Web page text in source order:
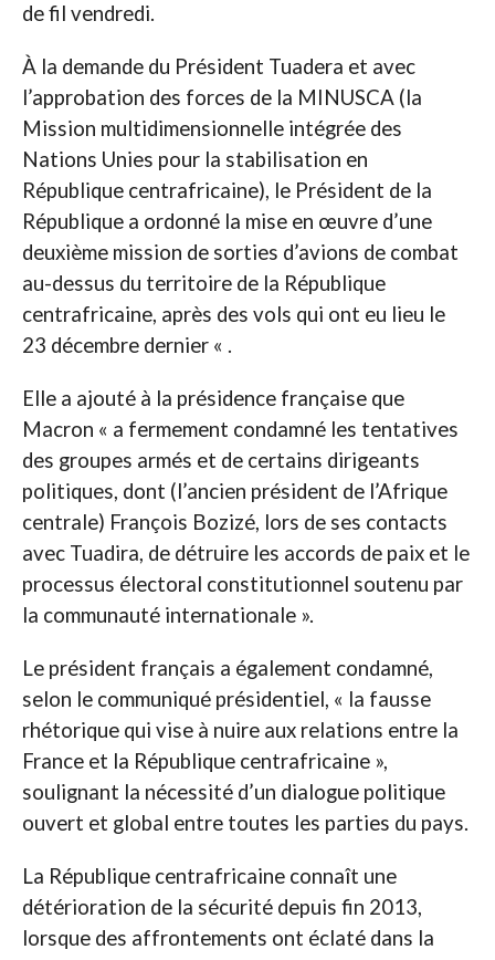
de fil vendredi.
À la demande du Président Tuadera et avec
l’approbation des forces de la MINUSCA (la
Mission multidimensionnelle intégrée des
Nations Unies pour la stabilisation en
République centrafricaine), le Président de la
République a ordonné la mise en œuvre d’une
deuxième mission de sorties d’avions de combat
au-dessus du territoire de la République
centrafricaine, après des vols qui ont eu lieu le
23 décembre dernier « .
Elle a ajouté à la présidence française que
Macron « a fermement condamné les tentatives
des groupes armés et de certains dirigeants
politiques, dont (l’ancien président de l’Afrique
centrale) François Bozizé, lors de ses contacts
avec Tuadira, de détruire les accords de paix et le
processus électoral constitutionnel soutenu par
la communauté internationale ».
Le président français a également condamné,
selon le communiqué présidentiel, « la fausse
rhétorique qui vise à nuire aux relations entre la
France et la République centrafricaine »,
soulignant la nécessité d’un dialogue politique
ouvert et global entre toutes les parties du pays.
La République centrafricaine connaît une
détérioration de la sécurité depuis fin 2013,
lorsque des affrontements ont éclaté dans la